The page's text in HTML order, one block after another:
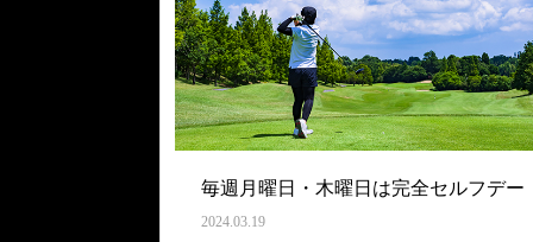
毎週月曜日・木曜日は完全セルフデー
2024.03.19